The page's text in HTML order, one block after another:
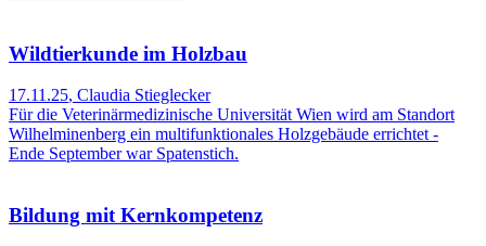
Wildtierkunde im Holzbau
17.11.25, Claudia Stieglecker
Für die Veterinärmedizinische Universität Wien wird am Standort
Wilhelminenberg ein multifunktionales Holzgebäude errichtet -
Ende September war Spatenstich.
Bildung mit Kernkompetenz